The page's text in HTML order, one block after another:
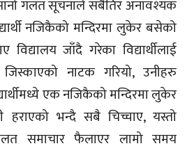
गलत सूचनाले सबैतिर अनावश्यक
नजिकैको मन्दिरमा लुकेर बसेको
जाँदै गरेका विद्यार्थीलाई
नाटक गरियो, उनीहरु
एक नजिकैको मन्दिरमा लुकेर
भन्दै सबै चिच्चाए, यस्तो
समाचार फैलाएर लामो समय